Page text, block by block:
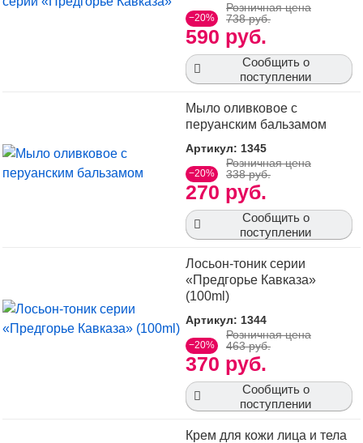
−20%
590 руб.
Розничная цена
738 руб.
Сообщить о
поступлении
Мыло оливковое с
перуанским бальзамом
Артикул: 1345
−20%
270 руб.
Розничная цена
338 руб.
Сообщить о
поступлении
Лосьон-тоник серии
«Предгорье Кавказа»
(100ml)
Артикул: 1344
−20%
370 руб.
Розничная цена
463 руб.
Сообщить о
поступлении
Крем для кожи лица и тела